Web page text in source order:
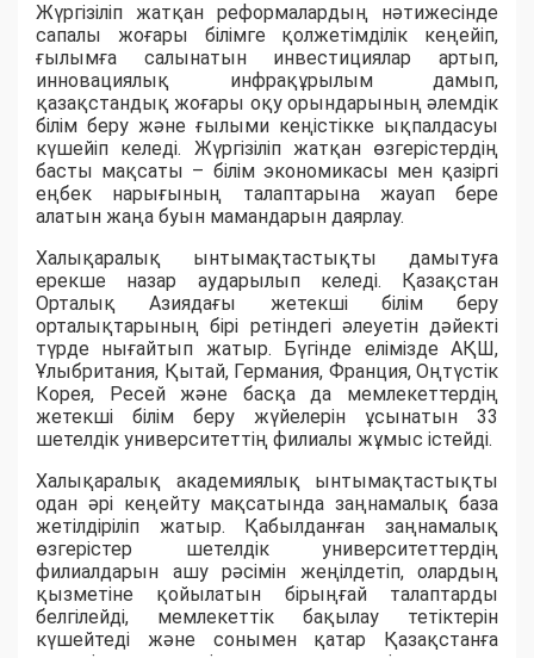
Жүргізіліп жатқан реформалардың нәтижесінде
сапалы жоғары білімге қолжетімділік кеңейіп,
ғылымға салынатын инвестициялар артып,
инновациялық инфрақұрылым дамып,
қазақстандық жоғары оқу орындарының әлемдік
білім беру және ғылыми кеңістікке ықпалдасуы
күшейіп келеді. Жүргізіліп жатқан өзгерістердің
басты мақсаты – білім экономикасы мен қазіргі
еңбек нарығының талаптарына жауап бере
алатын жаңа буын мамандарын даярлау.
Халықаралық ынтымақтастықты дамытуға
ерекше назар аударылып келеді. Қазақстан
Орталық Азиядағы жетекші білім беру
орталықтарының бірі ретіндегі әлеуетін дәйекті
түрде нығайтып жатыр. Бүгінде елімізде АҚШ,
Ұлыбритания, Қытай, Германия, Франция, Оңтүстік
Корея, Ресей және басқа да мемлекеттердің
жетекші білім беру жүйелерін ұсынатын 33
шетелдік университеттің филиалы жұмыс істейді.
Халықаралық академиялық ынтымақтастықты
одан әрі кеңейту мақсатында заңнамалық база
жетілдіріліп жатыр. Қабылданған заңнамалық
өзгерістер шетелдік университеттердің
филиалдарын ашу рәсімін жеңілдетіп, олардың
қызметіне қойылатын бірыңғай талаптарды
белгілейді, мемлекеттік бақылау тетіктерін
күшейтеді және сонымен қатар Қазақстанға